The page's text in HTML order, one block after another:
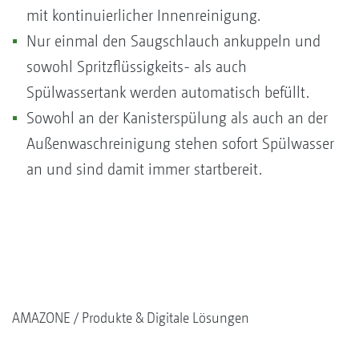
mit kontinuierlicher Innenreinigung.
Nur einmal den Saugschlauch ankuppeln und
sowohl Spritzflüssigkeits- als auch
Spülwassertank werden automatisch befüllt.
Sowohl an der Kanisterspülung als auch an der
Außenwaschreinigung stehen sofort Spülwasser
an und sind damit immer startbereit.
AMAZONE Produkte & Digitale Lösungen